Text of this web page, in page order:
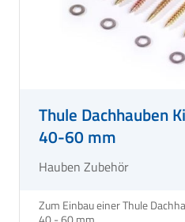
Thule Dachhauben
40-60 mm
Hauben Zubehör
Zum Einbau einer Thule